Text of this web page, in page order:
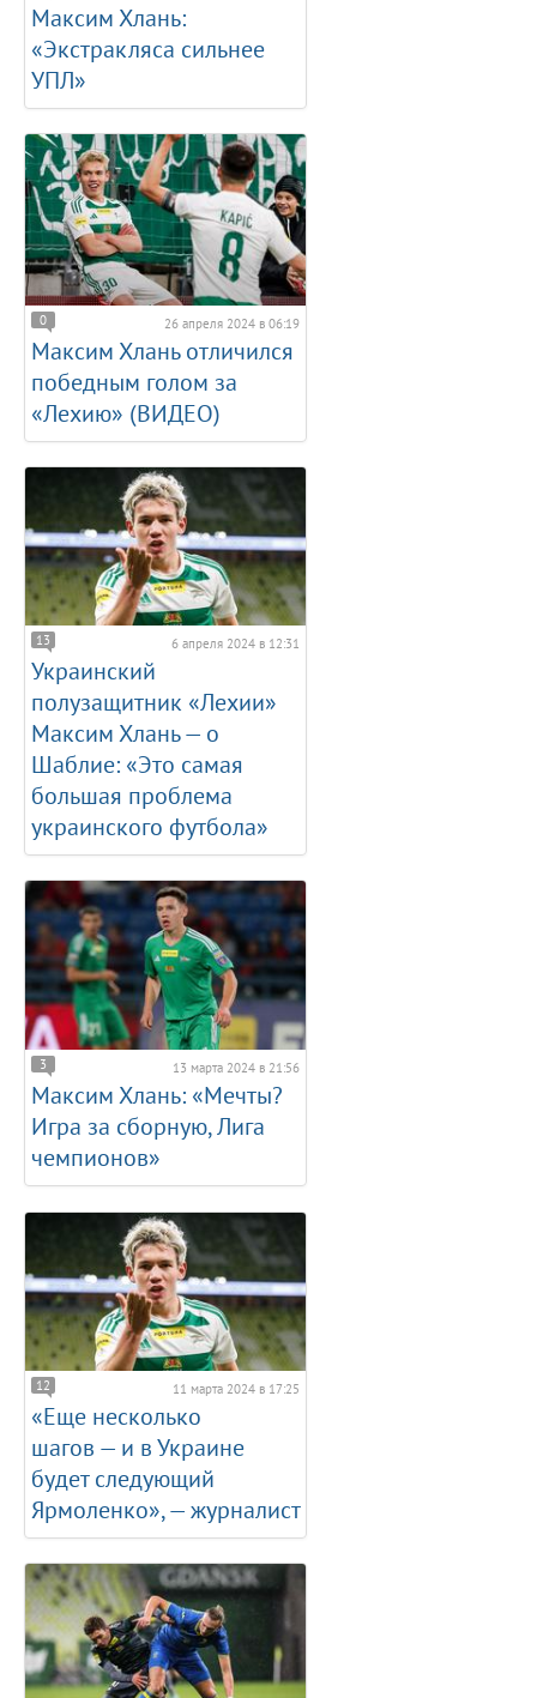
Максим Хлань:
«Экстракляса сильнее
УПЛ»
0 26 апреля 2024 в 06:19
Максим Хлань отличился
победным голом за
«Лехию» (ВИДЕО)
13 6 апреля 2024 в 12:31
Украинский
полузащитник «Лехии»
Максим Хлань — о
Шаблие: «Это самая
большая проблема
украинского футбола»
3 13 марта 2024 в 21:56
Максим Хлань: «Мечты?
Игра за сборную, Лига
чемпионов»
12 11 марта 2024 в 17:25
«Еще несколько
шагов — и в Украине
будет следующий
Ярмоленко», — журналист